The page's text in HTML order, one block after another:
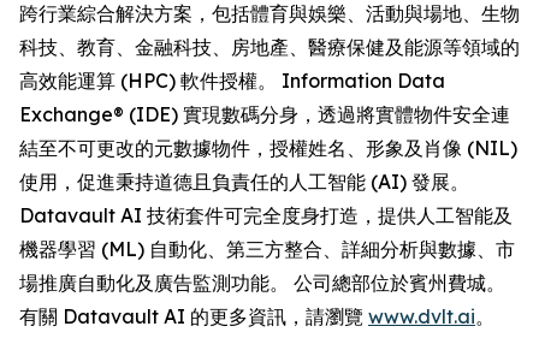
跨行業綜合解決方案，包括體育與娛樂、活動與場地、生物
科技、教育、金融科技、房地產、醫療保健及能源等領域的
高效能運算 (HPC) 軟件授權。 Information Data
Exchange® (IDE) 實現數碼分身，透過將實體物件安全連
結至不可更改的元數據物件，授權姓名、形象及肖像 (NIL)
使用，促進秉持道德且負責任的人工智能 (AI) 發展。
Datavault AI 技術套件可完全度身打造，提供人工智能及
機器學習 (ML) 自動化、第三方整合、詳細分析與數據、市
場推廣自動化及廣告監測功能。 公司總部位於賓州費城。
有關 Datavault AI 的更多資訊，請瀏覽 www.dvlt.ai。